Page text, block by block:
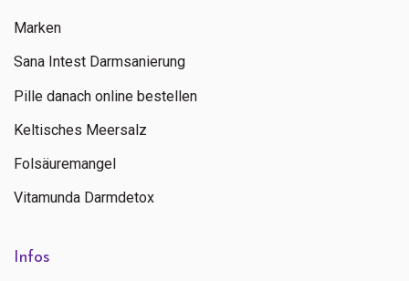
Marken
Sana Intest Darmsanierung
Pille danach online bestellen
Keltisches Meersalz
Folsäuremangel
Vitamunda Darmdetox
Infos